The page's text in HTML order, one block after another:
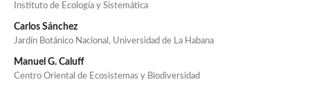
Instituto de Ecología y Sistemática
Carlos Sánchez
Jardín Botánico Nacional, Universidad de La Habana
Manuel G. Caluff
Centro Oriental de Ecosistemas y Biodiversidad